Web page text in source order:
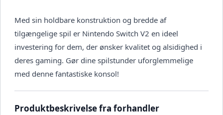
Med sin holdbare konstruktion og bredde af
tilgængelige spil er Nintendo Switch V2 en ideel
investering for dem, der ønsker kvalitet og alsidighed i
deres gaming. Gør dine spilstunder uforglemmelige
med denne fantastiske konsol!
Produktbeskrivelse fra forhandler